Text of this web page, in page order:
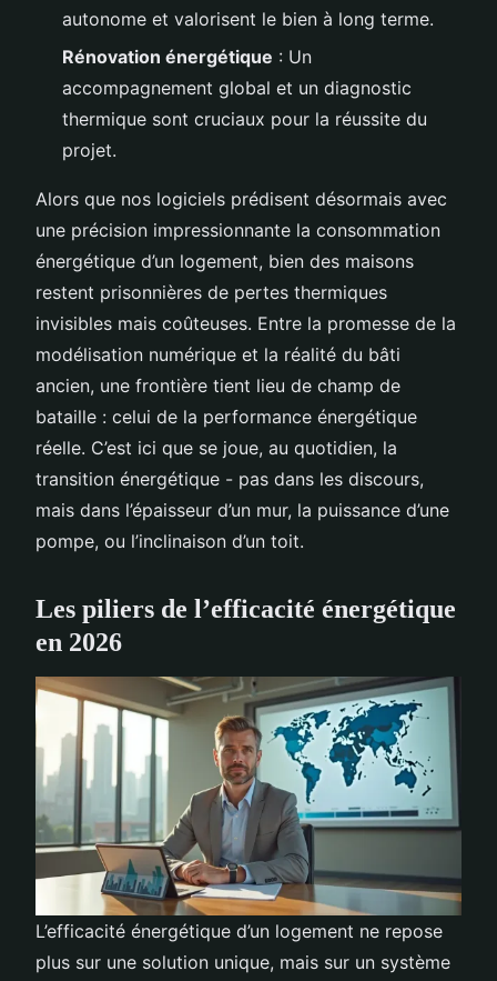
autonome et valorisent le bien à long terme.
Rénovation énergétique : Un
accompagnement global et un diagnostic
thermique sont cruciaux pour la réussite du
projet.
Alors que nos logiciels prédisent désormais avec
une précision impressionnante la consommation
énergétique d’un logement, bien des maisons
restent prisonnières de pertes thermiques
invisibles mais coûteuses. Entre la promesse de la
modélisation numérique et la réalité du bâti
ancien, une frontière tient lieu de champ de
bataille : celui de la performance énergétique
réelle. C’est ici que se joue, au quotidien, la
transition énergétique - pas dans les discours,
mais dans l’épaisseur d’un mur, la puissance d’une
pompe, ou l’inclinaison d’un toit.
Les piliers de l’efficacité énergétique
en 2026
L’efficacité énergétique d’un logement ne repose
plus sur une solution unique, mais sur un système